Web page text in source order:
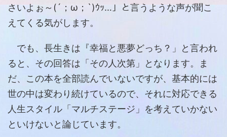
さいよぉ～(´；ω；`)ｳｯ…」と言うような声が聞こ
えてくる気がします。
でも、長生きは『幸福と悪夢どっち？」と言われ
ると、その回答は「その人次第」となります。ま
だ、この本を全部読んでいないですが、基本的には
世の中は変わり続けているので、それに対応できる
人生スタイル「マルチステージ」を考えていかない
といけないと論じています。